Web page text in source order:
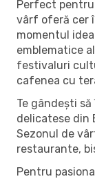
Perfect pentru
vârf oferă cer
momentul
emblematice
festivaluri
cafenea cu
Te gândești
delicatese din
Sezonul de
restaurante,
Pentru